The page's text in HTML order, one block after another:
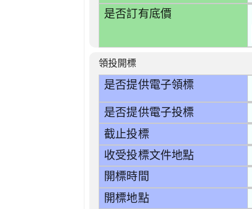
是否訂有底價
領投開標
是否提供電子領標
是否提供電子投標
截止投標
收受投標文件地點
開標時間
開標地點